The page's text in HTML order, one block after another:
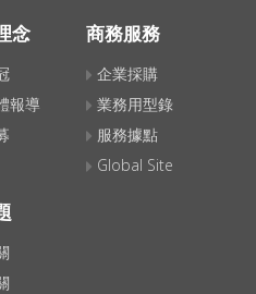
念
報導
商務服務
企業採購
業務用型錄
服務據點
Global Site